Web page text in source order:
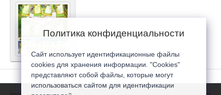
Политика конфиденциальности
Сайт использует идентификационные файлы
cookies для хранения информации. "Cookies"
представляют собой файлы, которые могут
использоваться сайтом для идентификации